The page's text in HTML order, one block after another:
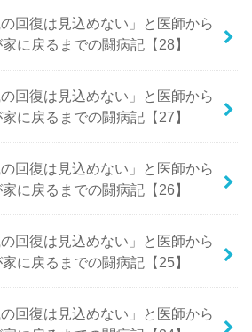
回復は見込めない」と医師から
に戻るまでの闘病記【28】
回復は見込めない」と医師から
に戻るまでの闘病記【27】
回復は見込めない」と医師から
に戻るまでの闘病記【26】
回復は見込めない」と医師から
に戻るまでの闘病記【25】
回復は見込めない」と医師から